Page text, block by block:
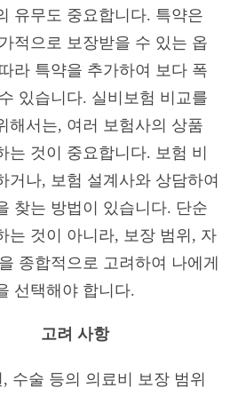
유무도 중요합니다. 특약은
적으로 보장받을 수 있는 옵
라 특약을 추가하여 보다 폭
있습니다. 실비보험 비교를
해서는, 여러 보험사의 상품
는 것이 중요합니다. 보험 비
거나, 보험 설계사와 상담하여
찾는 방법이 있습니다. 단순
는 것이 아니라, 보장 범위, 자
종합적으로 고려하여 나에게
선택해야 합니다.
고려 사항
수술 등의 의료비 보장 범위